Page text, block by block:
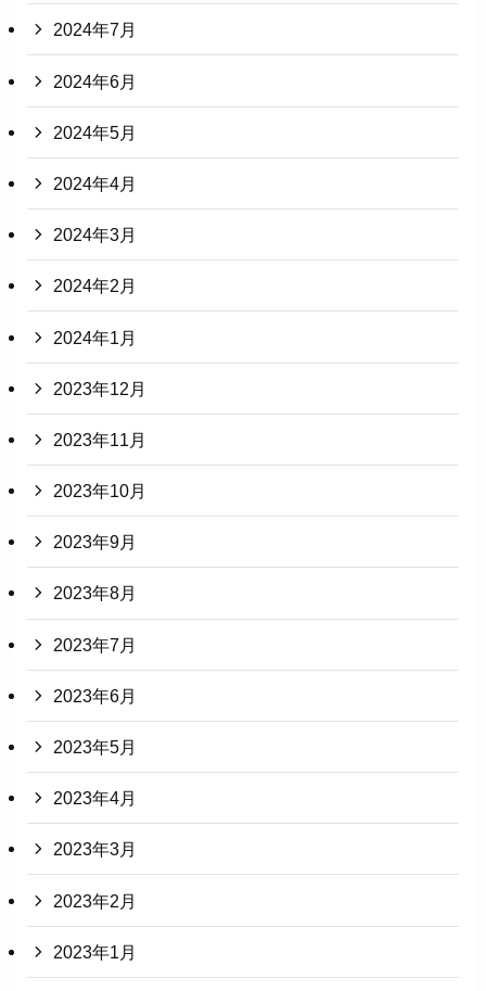
2024年7月
2024年6月
2024年5月
2024年4月
2024年3月
2024年2月
2024年1月
2023年12月
2023年11月
2023年10月
2023年9月
2023年8月
2023年7月
2023年6月
2023年5月
2023年4月
2023年3月
2023年2月
2023年1月